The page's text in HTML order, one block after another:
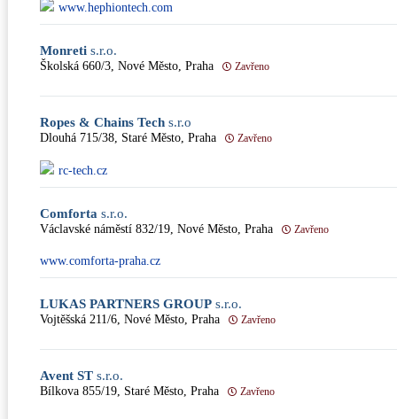
www.hephiontech.com
Monreti s.r.o.
Školská 660/3, Nové Město, Praha Zavřeno
Ropes & Chains Tech s.r.o
Dlouhá 715/38, Staré Město, Praha Zavřeno
rc-tech.cz
Comforta s.r.o.
Václavské náměstí 832/19, Nové Město, Praha Zavřeno
www.comforta-praha.cz
LUKAS PARTNERS GROUP s.r.o.
Vojtěšská 211/6, Nové Město, Praha Zavřeno
Avent ST s.r.o.
Bílkova 855/19, Staré Město, Praha Zavřeno